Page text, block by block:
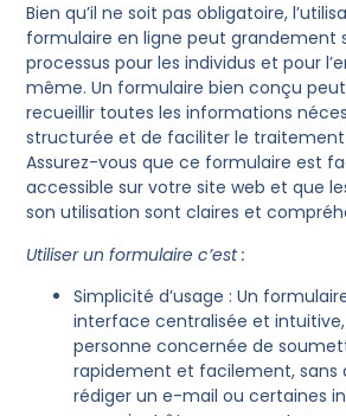
Bien qu’il ne soit pas obligatoire,
formulaire en ligne peut grandement
processus pour les individus et pour
même. Un formulaire bien conçu
recueillir toutes les informations
structurée et de faciliter le
Assurez-vous que ce formulaire est
accessible sur votre site web et que
son utilisation sont claires et
Utiliser un formulaire c’est :
Simplicité d’usage : Un
interface centralisée et
personne concernée de
rapidement et facilement, sans
rédiger un e-mail ou certaines